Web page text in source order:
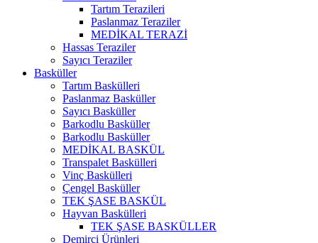
Tartım Terazileri
Paslanmaz Teraziler
MEDİKAL TERAZİ
Hassas Teraziler
Sayıcı Teraziler
Basküller
Tartım Baskülleri
Paslanmaz Basküller
Sayıcı Basküller
Barkodlu Basküller
Barkodlu Basküller
MEDİKAL BASKÜL
Transpalet Baskülleri
Vinç Baskülleri
Çengel Basküller
TEK ŞASE BASKÜL
Hayvan Baskülleri
TEK ŞASE BASKÜLLER
Demirci Ürünleri